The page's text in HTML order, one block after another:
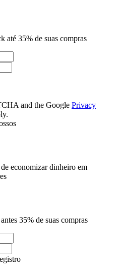
até 35% de suas compras
and the Google Privacy
economizar dinheiro em
35% de suas compras